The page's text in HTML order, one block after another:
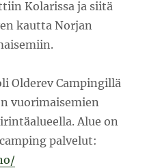
Kolarissa ja siitä
kautta Norjan
Olderev Campingillä
vuorimaisemien
Alue on
palvelut: